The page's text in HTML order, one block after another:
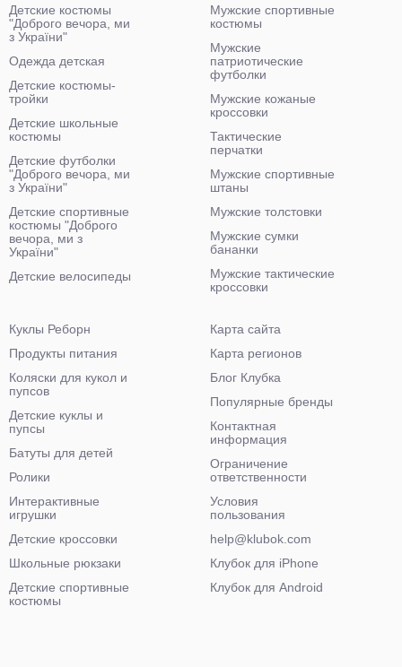
Детские костюмы
"Доброго вечора, ми
з України"
Одежда детская
Детские костюмы-
тройки
Детские школьные
костюмы
Детские футболки
"Доброго вечора, ми
з України"
Детские спортивные
костюмы "Доброго
вечора, ми з
України"
Детские велосипеды
Мужские спортивные
костюмы
Мужские
патриотические
футболки
Мужские кожаные
кроссовки
Тактические
перчатки
Мужские спортивные
штаны
Мужские толстовки
Мужские сумки
бананки
Мужские тактические
кроссовки
Куклы Реборн
Продукты питания
Коляски для кукол и
пупсов
Детские куклы и
пупсы
Батуты для детей
Ролики
Интерактивные
игрушки
Детские кроссовки
Школьные рюкзаки
Детские спортивные
костюмы
Карта сайта
Карта регионов
Блог Клубка
Популярные бренды
Контактная
информация
Ограничение
ответственности
Условия
пользования
help@klubok.com
Клубок для iPhone
Клубок для Android